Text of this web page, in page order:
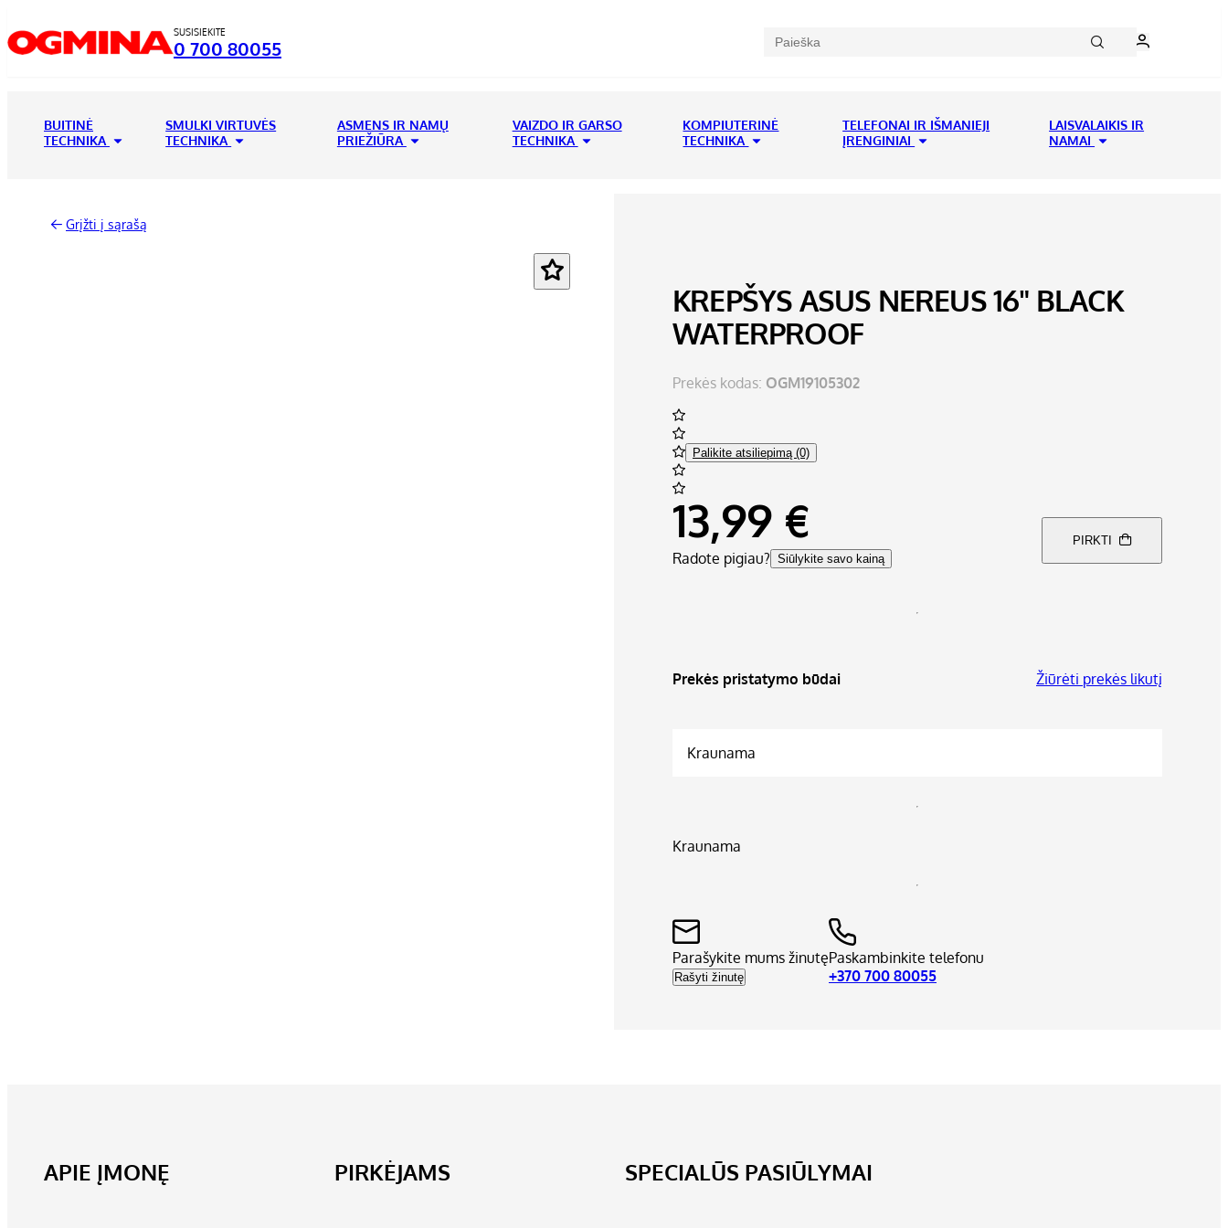
SUSISIEKITE
0 700 80055
BUITINĖ
TECHNIKA
SMULKI VIRTUVĖS
TECHNIKA
ASMENS IR NAMŲ
PRIEŽIŪRA
VAIZDO IR GARSO
TECHNIKA
KOMPIUTERINĖ
TECHNIKA
TELEFONAI IR IŠMANIEJI
ĮRENGINIAI
LAISVALAIKIS IR
NAMAI
Grįžti į sąrašą
KREPŠYS ASUS NEREUS 16" BLACK
WATERPROOF
Prekės kodas: OGM19105302
Palikite atsiliepimą (0)
13,99 €
Radote pigiau? Siūlykite savo kainą
PIRKTI
Prekės pristatymo būdai Žiūrėti prekės likutį
Kraunama
Kraunama
Parašykite mums žinutę
Rašyti žinutę
Paskambinkite telefonu
+370 700 80055
APIE ĮMONĘ PIRKĖJAMS SPECIALŪS PASIŪLYMAI